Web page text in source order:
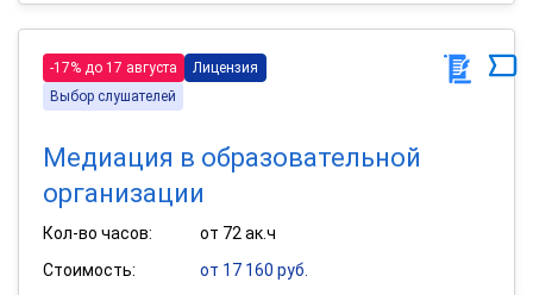
-17% до 17 августа
Лицензия
Выбор слушателей
Медиация в образовательной
организации
Кол-во часов:
от 72 ак.ч
Стоимость:
от 17 160 руб.